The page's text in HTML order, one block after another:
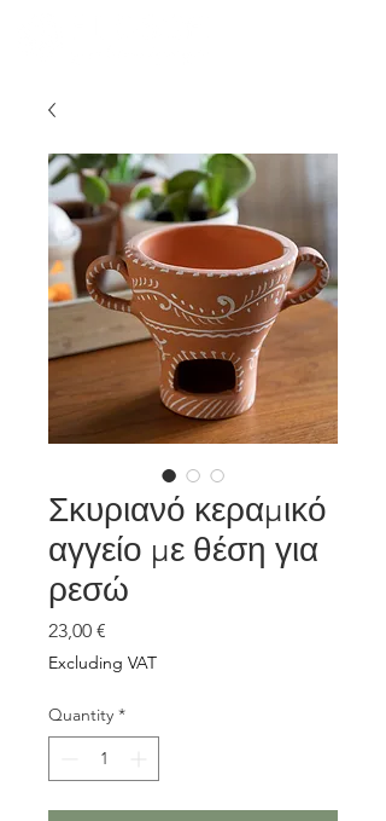
Σκυριανό κεραμικό
αγγείο με θέση για
ρεσώ
23,00 €
Excluding VAT
Quantity *